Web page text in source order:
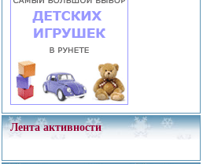
Лента активности